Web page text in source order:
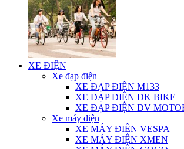
XE ĐIỆN
Xe đạp điện
XE ĐẠP ĐIỆN M133
XE ĐẠP ĐIỆN DK BIKE
XE ĐẠP ĐIỆN DV
Xe máy điện
XE MÁY ĐIỆN VESPA
XE MÁY ĐIỆN XMEN